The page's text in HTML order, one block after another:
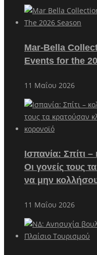
Mar-Bella
Events for the
11 Μαΐου 2026
Ισπανία: Σπίτι –
Οι γονείς τους
να μην
11 Μαΐου 2026